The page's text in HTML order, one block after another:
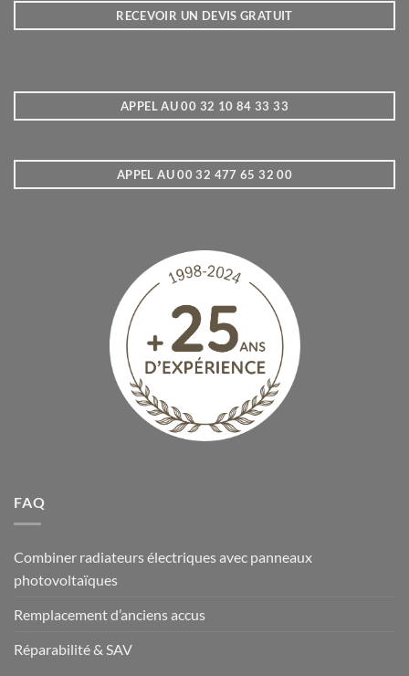
RECEVOIR UN DEVIS GRATUIT
APPEL AU 00 32 10 84 33 33
APPEL AU 00 32 477 65 32 00
FAQ
Combiner radiateurs électriques avec panneaux
photovoltaïques
Remplacement d’anciens accus
Réparabilité & SAV